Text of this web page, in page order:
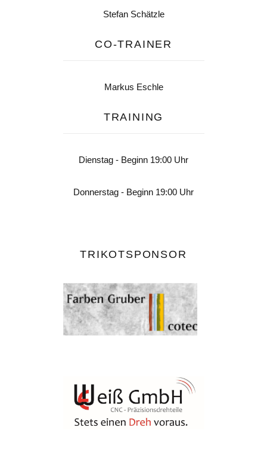
Stefan Schätzle
CO-TRAINER
Markus Eschle
TRAINING
Dienstag - Beginn 19:00 Uhr
Donnerstag - Beginn 19:00 Uhr
TRIKOTSPONSOR